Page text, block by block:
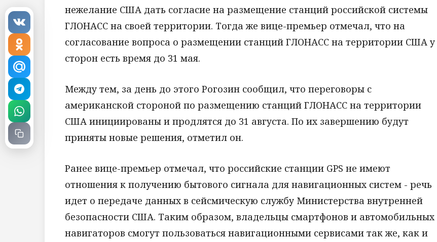
нежелание США дать согласие на размещение станций российской системы
ГЛОНАСС на своей территории. Тогда же вице-премьер отмечал, что на
согласование вопроса о размещении станций ГЛОНАСС на территории США у
сторон есть время до 31 мая.
Между тем, за день до этого Рогозин сообщил, что переговоры с
американской стороной по размещению станций ГЛОНАСС на территории
США инициированы и продлятся до 31 августа. По их завершению будут
приняты новые решения, отметил он.
Ранее вице-премьер отмечал, что российские станции GPS не имеют
отношения к получению бытового сигнала для навигационных систем - речь
идет о передаче данных в сейсмическую службу Министерства внутренней
безопасности США. Таким образом, владельцы смартфонов и автомобильных
навигаторов смогут пользоваться навигационными сервисами так же, как и